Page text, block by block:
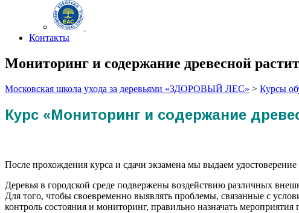
Контакты
Мониторинг и содержание древесной
Московская школа ухода за деревьями «ЗДОРОВЫЙ ЛЕС» > Курсы
Курс «Мониторинг и содержание
После прохождения курса и сдачи экзамена мы выдаем
Деревья в городской среде подвержены воздействию различных
Для того, чтобы своевременно выявлять проблемы, связанные с
контроль состояния и мониторинг, правильно назначать